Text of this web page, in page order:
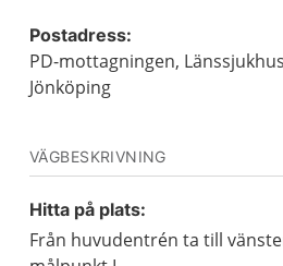
Postadress:
PD-mottagningen,
Jönköping
VÄGBESKRIVNING
Hitta på plats:
Från huvudentrén ta till